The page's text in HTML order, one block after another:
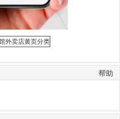
帮助